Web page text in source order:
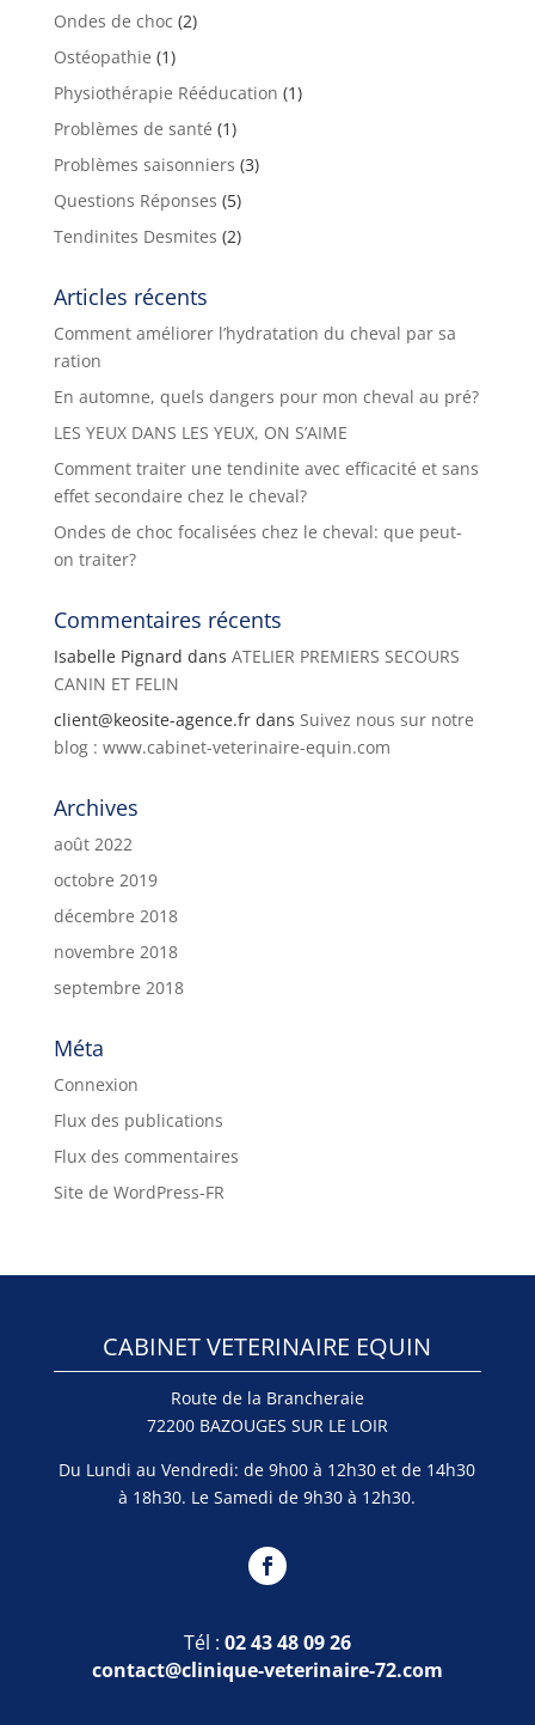
Ondes de choc (2)
Ostéopathie (1)
Physiothérapie Rééducation (1)
Problèmes de santé (1)
Problèmes saisonniers (3)
Questions Réponses (5)
Tendinites Desmites (2)
Articles récents
Comment améliorer l’hydratation du cheval par sa
ration
En automne, quels dangers pour mon cheval au pré?
LES YEUX DANS LES YEUX, ON S’AIME
Comment traiter une tendinite avec efficacité et sans
effet secondaire chez le cheval?
Ondes de choc focalisées chez le cheval: que peut-
on traiter?
Commentaires récents
Isabelle Pignard dans ATELIER PREMIERS SECOURS
CANIN ET FELIN
client@keosite-agence.frdans Suivez nous sur notre
blog : www.cabinet-veterinaire-equin.com
Archives
août 2022
octobre 2019
décembre 2018
novembre 2018
septembre 2018
Méta
Connexion
Flux des publications
Flux des commentaires
Site de WordPress-FR
CABINET VETERINAIRE EQUIN
Route de la Brancheraie
72200 BAZOUGES SUR LE LOIR
Du Lundi au Vendredi: de 9h00 à 12h30 et de 14h30
à 18h30. Le Samedi de 9h30 à 12h30.
Tél : 02 43 48 09 26
contact@clinique-veterinaire-72.com